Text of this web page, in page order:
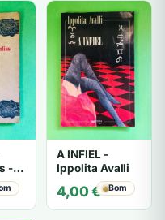
-
A INFIEL -
Ippolita Avalli
4,00€ Bom